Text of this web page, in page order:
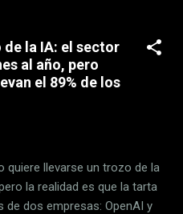
revela que Apple tiene ya todo
traer la nueva Siri
WWDC24 , sino también
la nueva Siri de forma
se presentó hace dos años
entiende mejor nuestro
la IA: el sector
al año, pero
el 89% de los
quiere llevarse un trozo de la
la realidad es que la tarta
de dos empresas: OpenAI y